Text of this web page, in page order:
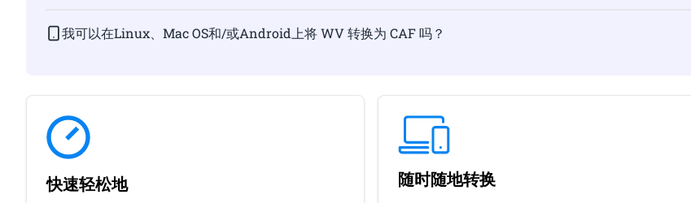
我可以在Linux、Mac OS和/或Android上将 WV 转换为 CAF 吗？
快速轻松地 随时随地转换